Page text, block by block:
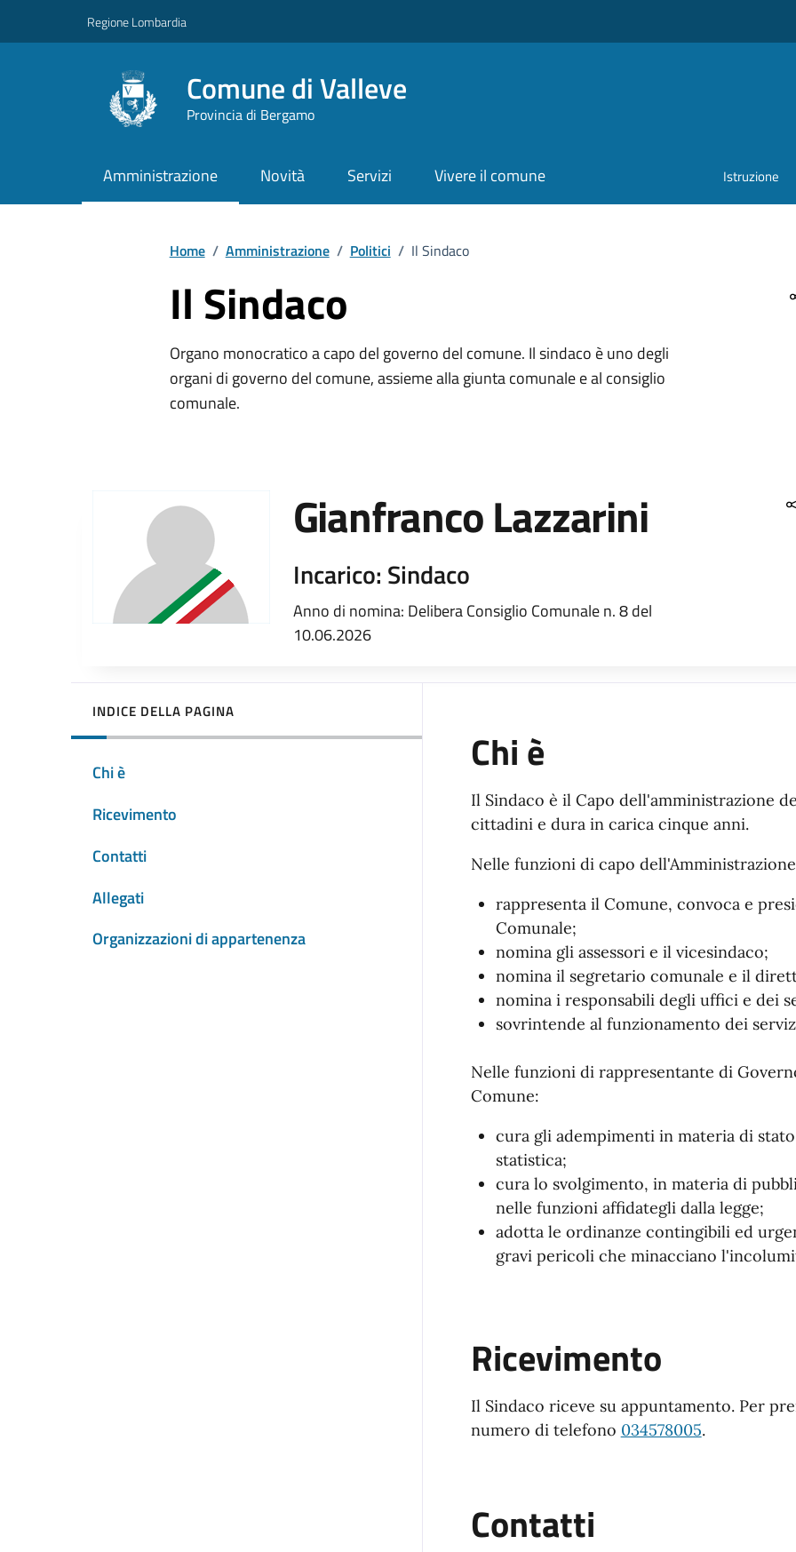
Regione Lombardia
Comune di Valleve
Provincia di Bergamo
Amministrazione Novità Servizi Vivere il comune Istruzione
Home / Amministrazione / Politici / Il Sindaco
Il Sindaco
Organo monocratico a capo del governo del comune. Il sindaco è uno degli
organi di governo del comune, assieme alla giunta comunale e al consiglio
comunale.
Gianfranco Lazzarini
Incarico: Sindaco
Anno di nomina: Delibera Consiglio Comunale n. 8 del
10.06.2026
INDICE DELLA PAGINA
Chi è
Ricevimento
Contatti
Allegati
Organizzazioni di appartenenza
Chi è
Il Sindaco è il Capo dell'amministrazione
cittadini e dura in carica cinque anni.
Nelle funzioni di capo
rappresenta il Comune, convoca e
Comunale;
nomina gli assessori e il vicesindaco;
nomina il segretario comunale e il
nomina i responsabili degli uffici e dei
sovrintende al funzionamento dei
Nelle funzioni di rappresentante di
Comune:
cura gli adempimenti in materia di
statistica;
cura lo svolgimento, in materia di
nelle funzioni affidategli dalla legge;
adotta le ordinanze contingibili ed
gravi pericoli che minacciano
Ricevimento
Il Sindaco riceve su appuntamento. Per
numero di telefono 034578005.
Contatti